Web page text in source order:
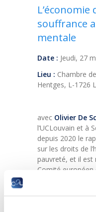
souffrance
mentale
Date : Jeudi, 27
Lieu : Chambre
Hentges, L-1726
avec Olivier De
l’UCLouvain et à
depuis 2020 le
sur les droits de
pauvreté, et il est
Comité européen